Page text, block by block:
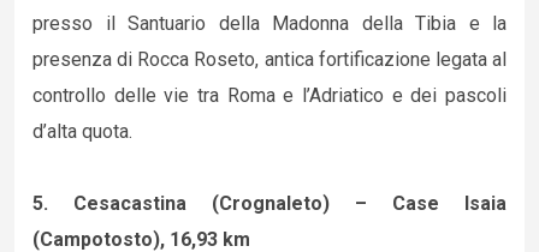
presso il Santuario della Madonna della Tibia e la
presenza di Rocca Roseto, antica fortificazione legata al
controllo delle vie tra Roma e l’Adriatico e dei pascoli
d’alta quota.
5. Cesacastina (Crognaleto) – Case Isaia
(Campotosto), 16,93 km